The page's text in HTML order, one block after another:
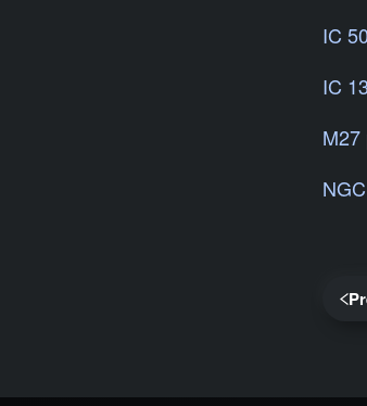
IC
IC
M27